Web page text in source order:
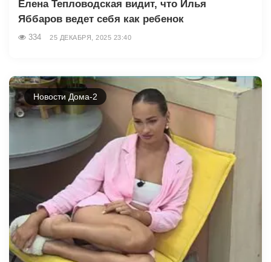
Елена Тепловодская видит, что Илья
Яббаров ведет себя как ребенок
334 25 ДЕКАБРЯ, 2025 23:40
Новости Дома-2